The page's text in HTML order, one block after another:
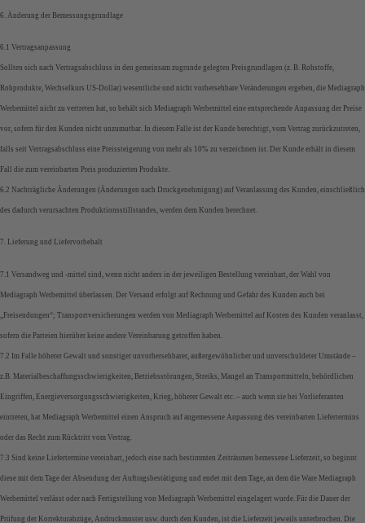
6. Änderung der Bemessungsgrundlage
6.1 Vertragsanpassung
Sollten sich nach Vertragsabschluss in den gemeinsam zugrunde gelegten Preisgrundlagen (z. B. Rohstoffe,
Rohprodukte, Wechselkurs US-Dollar) wesentliche und nicht vorhersehbare Veränderungen ergeben, die Mediagraph
Werbemittel nicht zu vertreten hat, so behält sich Mediagraph Werbemittel eine entsprechende Anpassung der Preise
vor, sofern für den Kunden nicht unzumutbar. In diesem Falle ist der Kunde berechtigt, vom Vertrag zurückzutreten,
falls seit Vertragsabschluss eine Preissteigerung von mehr als 10% zu verzeichnen ist. Der Kunde erhält in diesem
Fall die zum vereinbarten Preis produzierten Produkte.
6.2 Nachträgliche Änderungen (Änderungen nach Druckgenehmigung) auf Veranlassung des Kunden, einschließlich
des dadurch verursachten Produktionsstillstandes, werden dem Kunden berechnet.
7. Lieferung und Liefervorbehalt
7.1 Versandweg und -mittel sind, wenn nicht anders in der jeweiligen Bestellung vereinbart, der Wahl von
Mediagraph Werbemittel überlassen. Der Versand erfolgt auf Rechnung und Gefahr des Kunden auch bei
„Freisendungen“; Transportversicherungen werden von Mediagraph Werbemittel auf Kosten des Kunden veranlasst,
sofern die Parteien hierüber keine andere Vereinbarung getroffen haben.
7.2 Im Falle höherer Gewalt und sonstiger unvorhersehbarer, außergewöhnlicher und unverschuldeter Umstände –
z.B. Materialbeschaffungsschwierigkeiten, Betriebsstörungen, Streiks, Mangel an Transportmitteln, behördlichen
Eingriffen, Energieversorgungsschwierigkeiten, Krieg, höherer Gewalt etc. – auch wenn sie bei Vorlieferanten
eintreten, hat Mediagraph Werbemittel einen Anspruch auf angemessene Anpassung des vereinbarten Liefertermins
oder das Recht zum Rücktritt vom Vertrag.
7.3 Sind keine Liefertermine vereinbart, jedoch eine nach bestimmten Zeiträumen bemessene Lieferzeit, so beginnt
diese mit dem Tage der Absendung der Auftragsbestätigung und endet mit dem Tage, an dem die Ware Mediagraph
Werbemittel verlässt oder nach Fertigstellung von Mediagraph Werbemittel eingelagert wurde. Für die Dauer der
Prüfung der Korrekturabzüge, Andruckmuster usw. durch den Kunden, ist die Lieferzeit jeweils unterbrochen. Die